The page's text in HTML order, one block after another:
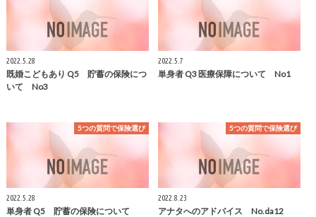
2022.5.28
既婚こどもあり Q5 貯蓄の保険につ
いて No3
2022.5.7
単身者 Q3 医療保障について No1
5つの質問で保険選び
2022.5.28
単身者 Q5 貯蓄の保険について
5つの質問で保険選び
2022.8.23
アナタへのアドバイス No.da12